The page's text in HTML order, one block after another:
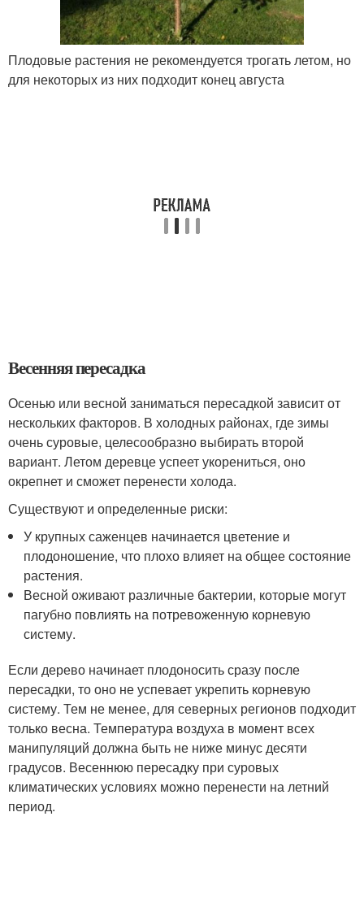
Плодовые растения не рекомендуется трогать летом, но
для некоторых из них подходит конец августа
Весенняя пересадка
Осенью или весной заниматься пересадкой зависит от
нескольких факторов. В холодных районах, где зимы
очень суровые, целесообразно выбирать второй
вариант. Летом деревце успеет укорениться, оно
окрепнет и сможет перенести холода.
Существуют и определенные риски:
У крупных саженцев начинается цветение и
плодоношение, что плохо влияет на общее состояние
растения.
Весной оживают различные бактерии, которые могут
пагубно повлиять на потревоженную корневую
систему.
Если дерево начинает плодоносить сразу после
пересадки, то оно не успевает укрепить корневую
систему. Тем не менее, для северных регионов подходит
только весна. Температура воздуха в момент всех
манипуляций должна быть не ниже минус десяти
градусов. Весеннюю пересадку при суровых
климатических условиях можно перенести на летний
период.